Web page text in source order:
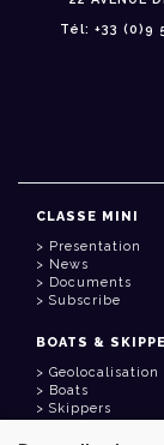
Tél: +33 (0)9
CLASSE MINI
Presentation
News
Documents
Subscribe
BOATS &
Geolocalisation
Boats
Skippers